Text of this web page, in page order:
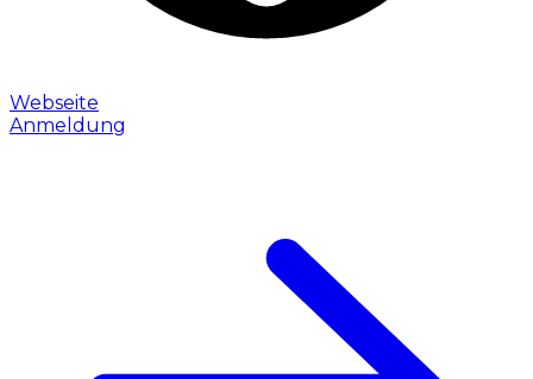
Webseite
Anmeldung